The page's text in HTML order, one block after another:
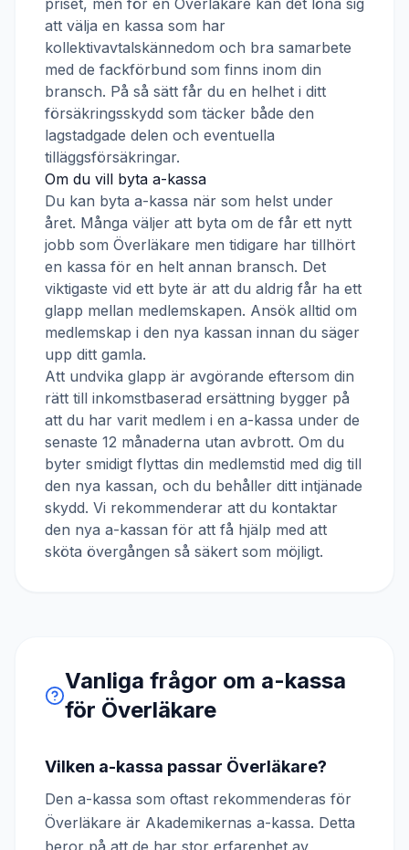
priset, men för en Överläkare kan det löna sig
att välja en kassa som har
kollektivavtalskännedom och bra samarbete
med de fackförbund som finns inom din
bransch. På så sätt får du en helhet i ditt
försäkringsskydd som täcker både den
lagstadgade delen och eventuella
tilläggsförsäkringar.
Om du vill byta a-kassa
Du kan byta a-kassa när som helst under
året. Många väljer att byta om de får ett nytt
jobb som Överläkare men tidigare har tillhört
en kassa för en helt annan bransch. Det
viktigaste vid ett byte är att du aldrig får ha ett
glapp mellan medlemskapen. Ansök alltid om
medlemskap i den nya kassan innan du säger
upp ditt gamla.
Att undvika glapp är avgörande eftersom din
rätt till inkomstbaserad ersättning bygger på
att du har varit medlem i en a-kassa under de
senaste 12 månaderna utan avbrott. Om du
byter smidigt flyttas din medlemstid med dig till
den nya kassan, och du behåller ditt intjänade
skydd. Vi rekommenderar att du kontaktar
den nya a-kassan för att få hjälp med att
sköta övergången så säkert som möjligt.
Vanliga frågor om a-kassa
för Överläkare
Vilken a-kassa passar Överläkare?
Den a-kassa som oftast rekommenderas för
Överläkare är Akademikernas a-kassa. Detta
beror på att de har stor erfarenhet av